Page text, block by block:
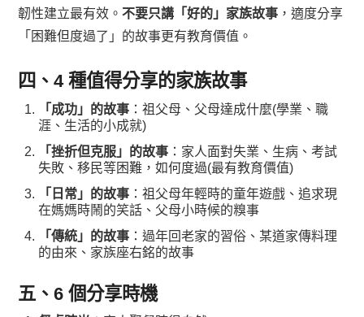
韌性建立最有效。不要只講「好的」家族故事 ，適度分享
「困難但度過了」的故事更有教育價值。
四、4 種值得分享的家族故事
「成功」的故事 ：祖父母、父母達成什麼(學業、職
涯、生活的小成就)
「挫折但克服」的故事 ：家人面對失業、生病、考試
失敗、移民等困難，如何度過(最有教育價值)
「日常」的故事 ：祖父母年輕時的童年遊戲、追求現
在媽媽時鬧的笑話、父母小時候的糗事
「傳統」的故事 ：過年回老家的習俗、某道家傳料理
的由來、家族座右銘的故事
五、6 個分享時機